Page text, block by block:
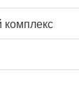
комплекс